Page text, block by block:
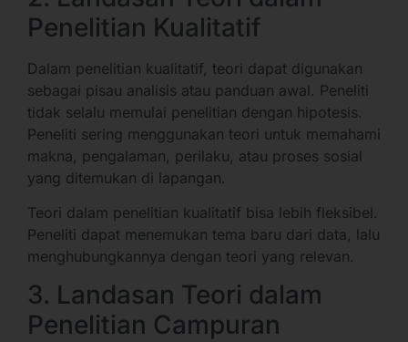
Penelitian Kualitatif
Dalam penelitian kualitatif, teori dapat digunakan
sebagai pisau analisis atau panduan awal. Peneliti
tidak selalu memulai penelitian dengan hipotesis.
Peneliti sering menggunakan teori untuk memahami
makna, pengalaman, perilaku, atau proses sosial
yang ditemukan di lapangan.
Teori dalam penelitian kualitatif bisa lebih fleksibel.
Peneliti dapat menemukan tema baru dari data, lalu
menghubungkannya dengan teori yang relevan.
3. Landasan Teori dalam
Penelitian Campuran